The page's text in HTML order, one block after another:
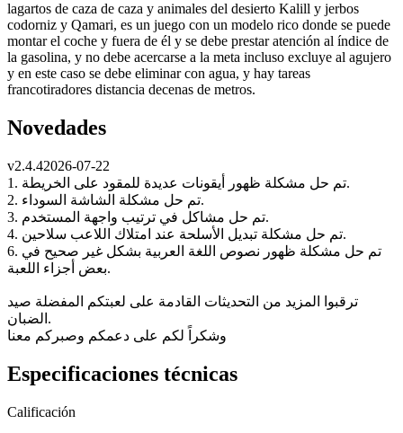
lagartos de caza de caza y animales del desierto Kalill y jerbos
codorniz y Qamari, es un juego con un modelo rico donde se puede
montar el coche y fuera de él y se debe prestar atención al índice de
la gasolina, y no debe acercarse a la meta incluso excluye al agujero
y en este caso se debe eliminar con agua, y hay tareas
francotiradores distancia decenas de metros.
Novedades
v2.4.42026-07-22
1. تم حل مشكلة ظهور أيقونات عديدة للمقود على الخريطة.
2. تم حل مشكلة الشاشة السوداء.
3. تم حل مشاكل في ترتيب واجهة المستخدم.
4. تم حل مشكلة تبديل الأسلحة عند امتلاك اللاعب سلاحين.
6. تم حل مشكلة ظهور نصوص اللغة العربية بشكل غير صحيح في
بعض أجزاء اللعبة.
ترقبوا المزيد من التحديثات القادمة على لعبتكم المفضلة صيد
الضبان.
وشكراً لكم على دعمكم وصبركم معنا
Especificaciones técnicas
Calificación